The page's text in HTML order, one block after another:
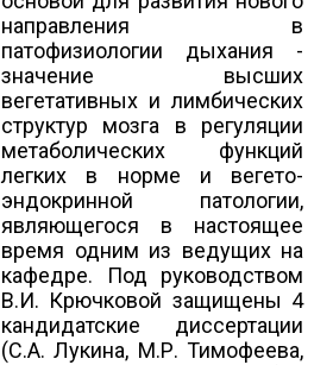
направления в
патофизиологии дыхания -
значение высших
вегетативных и лимбических
структур мозга в регуляции
метаболических функций
легких в норме и вегето-
эндокринной патологии,
являющегося в настоящее
время одним из ведущих на
кафедре. Под руководством
В.И. Крючковой защищены 4
кандидатские диссертации
(С.А. Лукина, М.Р. Тимофеева,